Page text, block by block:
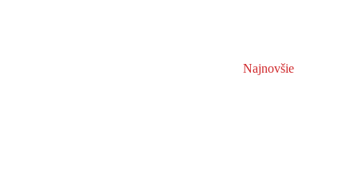
Najnovšie